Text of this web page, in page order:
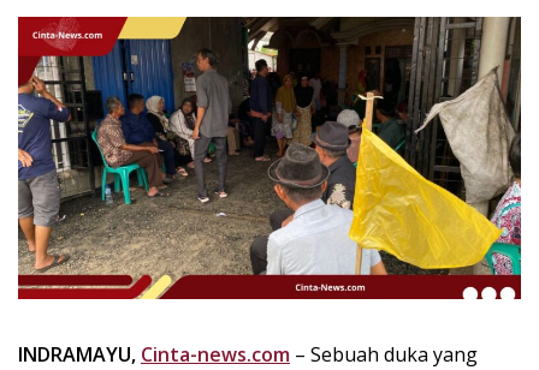
a
r
T
e
r
k
i
n
i
,
P
n
INDRAMAYU, Cinta-news.com – Sebuah duka yang